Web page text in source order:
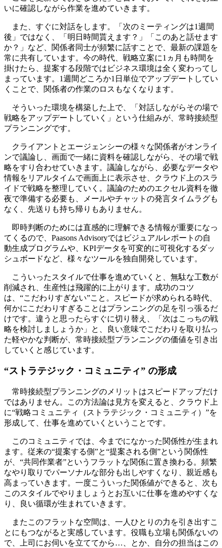
いに確認しながら作業を進めていきます。
また、すぐに対話をします。「次のミーティングは1週間
後」ではなく、「明日時間貰えます？」「このあと話せます
か？」など、関係者同士が頻繁に話すことで、最新の課題を
常に共有しています。今の時代、戦略立案に1ヵ月も時間を
掛けたら、提案する段階ではビジネス環境は全く変わってし
まっています。1週間どころか1日単位でアップデートしてい
くことで、関係者の作業のロスもなくなります。
そういった環境を構築した上で、「対話しながらその場で
戦略をアップデートしていく」という仕組みが、常時接続型
プランニングです。
クライアントとエージェンシーの様々な関係者がオンライ
ンで議論し、画面で一緒に資料を確認しながら、その場で戦
略をすり合わせていきます。議論しながら、必要なデータや
情報をリアルタイムで画面上に表示させ、クラウド上のスラ
イドで戦略を整理していく。議論のためのエクセル資料を徹
夜で準備する必要も、メールやチャットの発言タイムラグも
なく、先送りも持ち帰りもありません。
即時判断のためには直感的に理解できる情報が重要になっ
てくるので、Paasons Advisoryではビジュアルレポートの自
動生成プログラムや、KPIデータを可変的に可視化するダッ
シュボードなど、様々なツールを独自開発しています。
こういったスタイルで仕事を進めていくと、無駄な工数が
削減され、生産性は飛躍的に上がります。成功のコツ
は、“こだわりすぎない”こと。スピードが求められる時代、
何かにこだわりすぎることはプランニングの足を引っ張るだ
けです。違うと思ったらすぐに切り替え、「次はこっちの戦
略を検討しましょうか」と、良い意味でこだわりを取り払っ
た軽やかな判断が、常時接続型プランニングの価値を引き出
していくと感じています。
“ストラテジック・コミュニティ” の形成
常時接続型プランニングのメリットはスピードアップだけ
ではありません。この方法論は見方を変えると、クラウド上
に“戦略コミュニティ（ストラテジック・コミュニティ）”を
形成して、仕事を進めていくということです。
このコミュニティでは、今までになかった関係性が生まれ
ます。従来の“提案する側”と“提案される側”という関係性
が、“共同作業者”というフラットな関係に置き換わる。頻繁
なやり取りでパーソナルな部分も出しやすくなり、親近感も
高まっていきます。一度こういった関係値ができると、次も
このスタイルでやりましょうとお互いに仕事を進めやすくな
り、良い循環が生まれていきます。
またこのフラットな空間は、一人ひとりの力を引き出すこ
とにもつながると実感しています。役職も立場も関係ないの
で、上司にお伺いを立ててから…、とか、自分の担当はこの